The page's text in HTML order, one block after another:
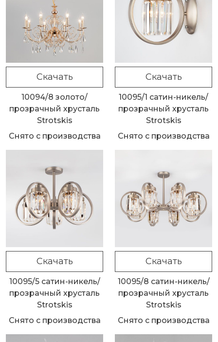
Скачать
10094/8 золото/
прозрачный хрусталь
Strotskis
Снято с производства
Скачать
10095/1 сатин-никель/
прозрачный хрусталь
Strotskis
Снято с производства
Скачать
10095/5 сатин-никель/
прозрачный хрусталь
Strotskis
Снято с производства
Скачать
10095/8 сатин-никель/
прозрачный хрусталь
Strotskis
Снято с производства